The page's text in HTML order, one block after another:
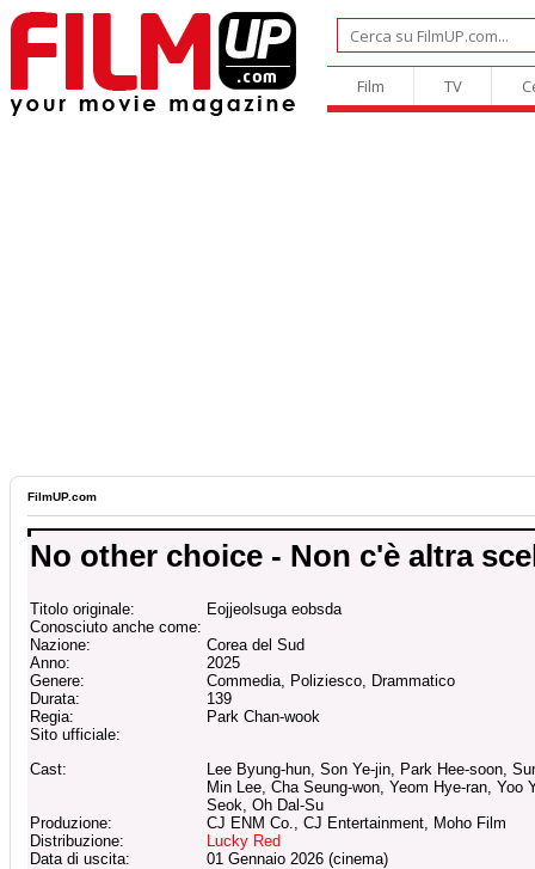
Film TV
FilmUP.com
No other choice - Non c'è altra
Titolo originale:
Eojjeolsuga eobsda
Conosciuto anche come:
Nazione:
Corea del Sud
Anno:
2025
Genere:
Commedia, Poliziesco, Drammatico
Durata:
139
Regia:
Park Chan-wook
Sito ufficiale:
Cast:
Lee Byung-hun, Son Ye-jin, Park Hee-soon,
Min Lee, Cha Seung-won, Yeom Hye-ran, Yoo
Seok, Oh Dal-Su
Produzione:
CJ ENM Co., CJ Entertainment, Moho Film
Distribuzione:
Lucky Red
Data di uscita:
01 Gennaio 2026 (cinema)